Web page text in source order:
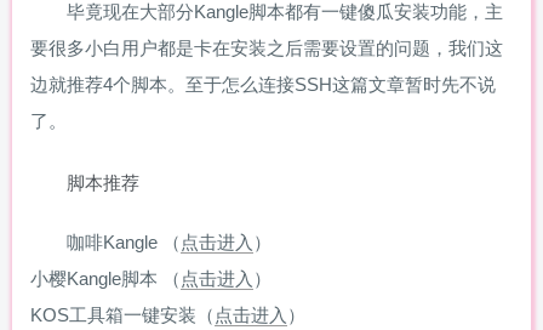
毕竟现在大部分Kangle脚本都有一键傻瓜安装功能，主
要很多小白用户都是卡在安装之后需要设置的问题，我们这
边就推荐4个脚本。至于怎么连接SSH这篇文章暂时先不说
了。
脚本推荐
咖啡Kangle （ 点击进入 ）
小樱Kangle脚本 （ 点击进入 ）
KOS工具箱一键安装（ 点击进入 ）